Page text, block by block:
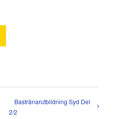
Bastränarutbildning Syd Del
2/2